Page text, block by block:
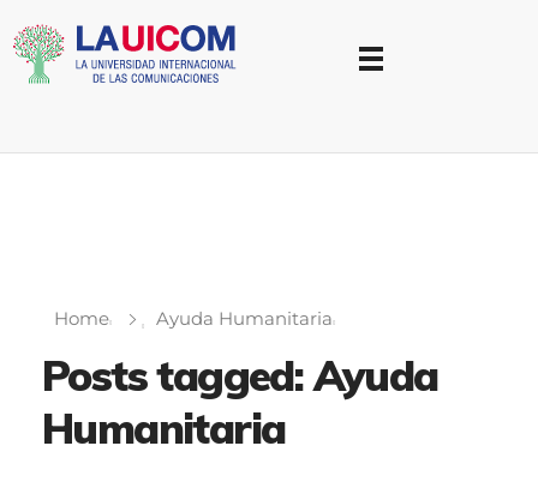
Home Ayuda Humanitaria
Posts tagged: Ayuda
Humanitaria